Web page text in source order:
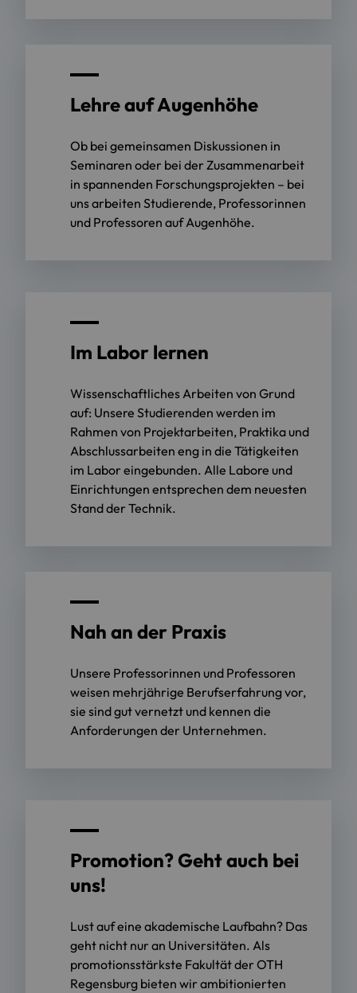
Lehre auf Augenhöhe
Ob bei gemeinsamen Diskussionen in
Seminaren oder bei der Zusammenarbeit
in spannenden Forschungsprojekten – bei
uns arbeiten Studierende, Professorinnen
und Professoren auf Augenhöhe.
Im Labor lernen
Wissenschaftliches Arbeiten von Grund
auf: Unsere Studierenden werden im
Rahmen von Projektarbeiten, Praktika und
Abschlussarbeiten eng in die Tätigkeiten
im Labor eingebunden. Alle Labore und
Einrichtungen entsprechen dem neuesten
Stand der Technik.
Nah an der Praxis
Unsere Professorinnen und Professoren
weisen mehrjährige Berufserfahrung vor,
sie sind gut vernetzt und kennen die
Anforderungen der Unternehmen.
Promotion? Geht auch bei
uns!
Lust auf eine akademische Laufbahn? Das
geht nicht nur an Universitäten. Als
promotionsstärkste Fakultät der OTH
Regensburg bieten wir ambitionierten